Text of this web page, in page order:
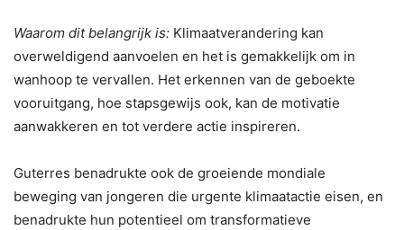
Waarom dit belangrijk is: Klimaatverandering kan
overweldigend aanvoelen en het is gemakkelijk om in
wanhoop te vervallen. Het erkennen van de geboekte
vooruitgang, hoe stapsgewijs ook, kan de motivatie
aanwakkeren en tot verdere actie inspireren.
Guterres benadrukte ook de groeiende mondiale
beweging van jongeren die urgente klimaatactie eisen, en
benadrukte hun potentieel om transformatieve